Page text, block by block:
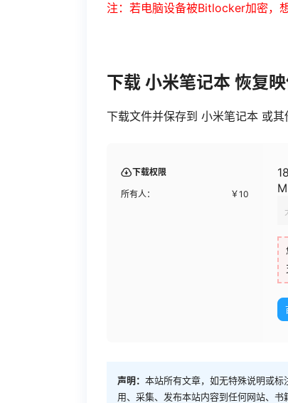
注：若电脑设备被Bitlocker加密，
下载 小米笔记本 恢复
下载文件并保存到 小米笔记本 或
下载权限
所有人： ￥10
声明： 本站所有文章，如无特殊说明或
用、采集、发布本站内容到任何网站、